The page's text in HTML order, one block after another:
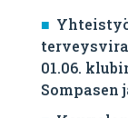
01.06.
Sompasen